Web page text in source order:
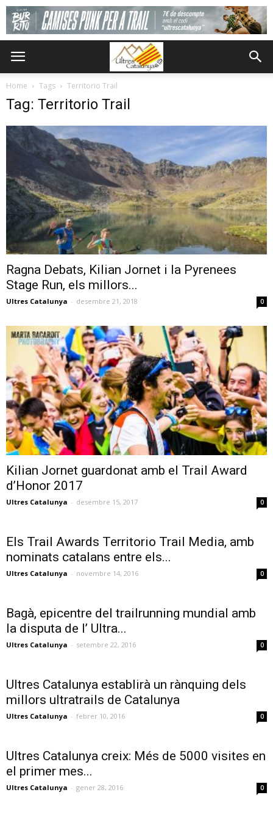
Home Tags Territorio Trail
Tag: Territorio Trail
Ragna Debats, Kilian Jornet i la Pyrenees
Stage Run, els millors...
Ultres Catalunya - desembre 21, 2018 0
Kilian Jornet guardonat amb el Trail Award
d’Honor 2017
Ultres Catalunya - desembre 15, 2017 0
Els Trail Awards Territorio Trail Media, amb
nominats catalans entre els...
Ultres Catalunya - novembre 14, 2016 0
Bagà, epicentre del trailrunning mundial amb
la disputa de l’ Ultra...
Ultres Catalunya - setembre 22, 2016 0
Ultres Catalunya establirà un rànquing dels
millors ultratrails de Catalunya
Ultres Catalunya - febrer 10, 2016 0
Ultres Catalunya creix: Més de 5000 visites en
el primer mes...
Ultres Catalunya - gener 28, 2016 0